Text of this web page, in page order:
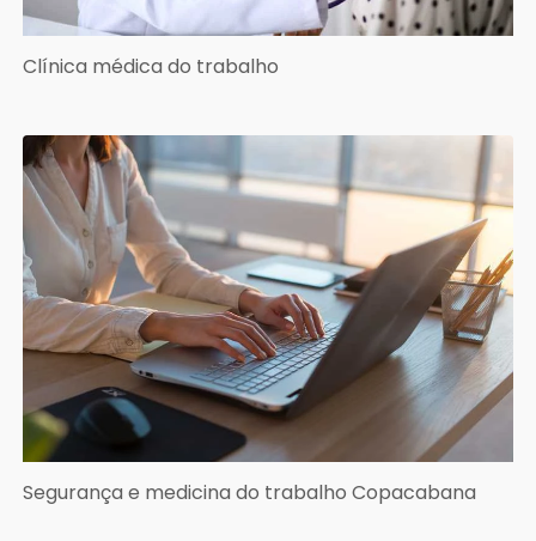
Clínica médica do trabalho
Segurança e medicina do trabalho Copacabana